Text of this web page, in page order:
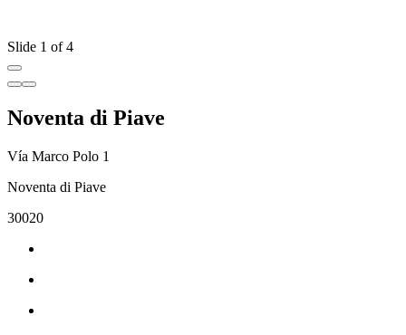
Slide 1 of 4
Noventa di Piave
Vía Marco Polo 1
Noventa di Piave
30020